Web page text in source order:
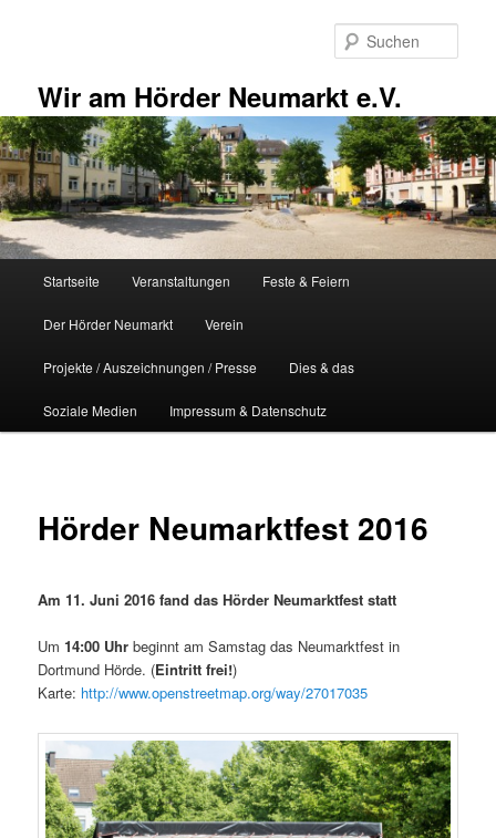
Wir am Hörder Neumarkt e.V.
Startseite Veranstaltungen Feste & Feiern
Der Hörder Neumarkt Verein
Projekte / Auszeichnungen / Presse Dies & das
Soziale Medien Impressum & Datenschutz
Hörder Neumarktfest 2016
Am 11. Juni 2016 fand das Hörder Neumarktfest statt
Um14:00 Uhr beginnt am Samstag das Neumarktfest in
Dortmund Hörde. (Eintritt frei!)
Karte: http://www.openstreetmap.org/way/27017035